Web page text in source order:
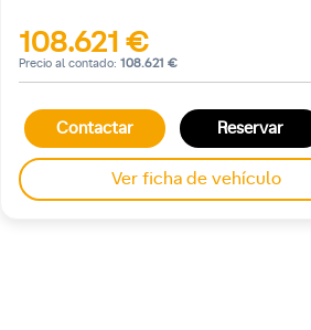
108.621 €
Precio al contado: 108.621 €
Contactar Reservar
Ver ficha de vehículo